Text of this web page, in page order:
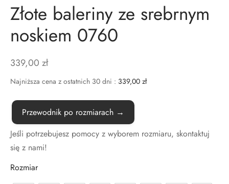
Złote baleriny ze srebrnym
noskiem 0760
339,00 zł
Najniższa cena z ostatnich 30 dni : 339,00 zł
Przewodnik po rozmiarach →
Jeśli potrzebujesz pomocy z wyborem rozmiaru, skontaktuj
się z nami!
Rozmiar